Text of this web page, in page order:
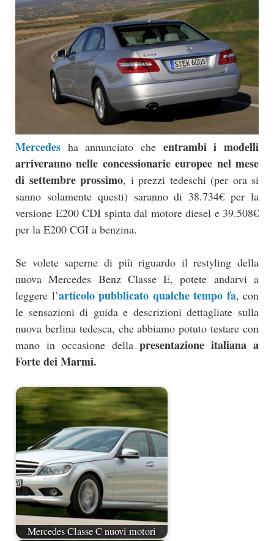
Mercedes ha annunciato che entrambi i modelli
arriveranno nelle concessionarie europee nel mese
di settembre prossimo, i prezzi tedeschi (per ora si
sanno solamente questi) saranno di 38.734€ per la
versione E200 CDI spinta dal motore diesel e 39.508€
per la E200 CGI a benzina.
Se volete saperne di più riguardo il restyling della
nuova Mercedes Benz Classe E, potete andarvi a
leggere l’articolo pubblicato qualche tempo fa, con
le sensazioni di guida e descrizioni dettagliate sulla
nuova berlina tedesca, che abbiamo potuto testare con
mano in occasione dellapresentazione italiana a
Forte dei Marmi.
Mercedes Classe C nuovi motori